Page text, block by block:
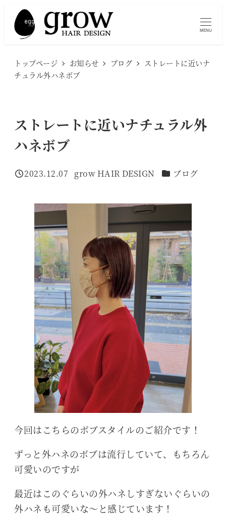
MENU
トップページ お知らせ ブログ
ストレートに近いナ
チュラル外ハネボブ
ストレートに近いナチュラル外
ハネボブ
投稿日
2023.12.07
著
grow HAIR DESIGN カテゴリー
ブログ
今回はこちらのボブスタイルのご紹介です！
ずっと外ハネのボブは流行していて、もちろん
可愛いのですが
最近はこのぐらいの外ハネしすぎないぐらいの
外ハネも可愛いな～と感じています！